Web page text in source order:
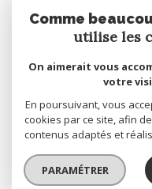
© 2026 | Tous droits
Plan du site Mentions
Comme
utilise les
On aimerait vous
votre
En poursuivant, vous
cookies par ce site, afin
contenus adaptés et
PARAMÉTRER